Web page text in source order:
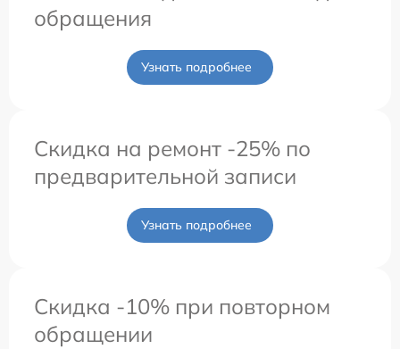
обращения
Узнать подробнее
Скидка на ремонт -25% по
предварительной записи
Узнать подробнее
Скидка -10% при повторном
обращении